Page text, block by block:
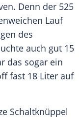
Denn der 525
Lauf
des
auch gut 15
das sogar ein
fast 18 Liter auf
Schaltknüppel